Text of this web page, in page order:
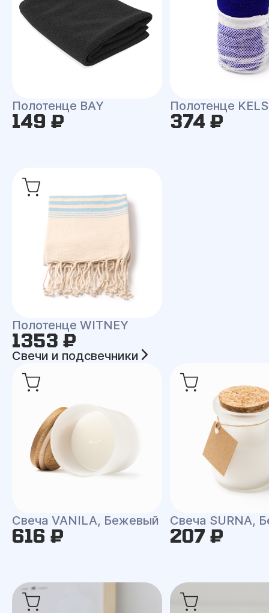
Полотенце BAY
149 ₽
Полотенце
374 ₽
Полотенце WITNEY
1353 ₽
Свечи и подсвечники
Свеча VANILA, Бежевый
616 ₽
Свеча SURNA,
207 ₽